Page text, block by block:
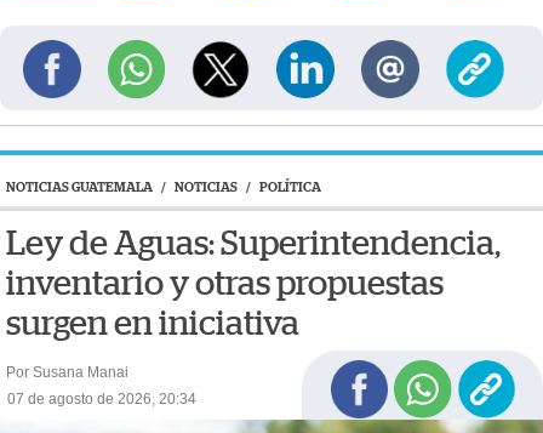
NOTICIAS GUATEMALA / NOTICIAS / POLÍTICA
Ley de Aguas: Superintendencia,
inventario y otras propuestas
surgen en iniciativa
Por Susana Manai
07 de agosto de 2026, 20:34